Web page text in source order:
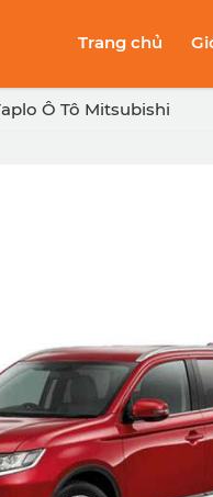
Trang chủ
Ô Tô Mitsubishi